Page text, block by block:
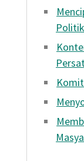
Politik